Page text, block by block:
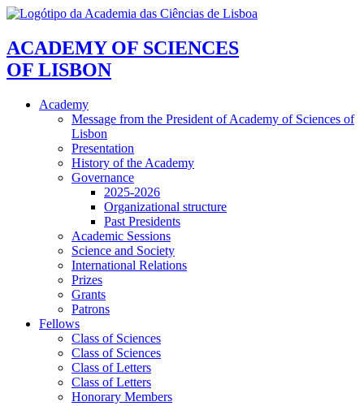
ACADEMY OF SCIENCES
OF LISBON
Academy
Message from the President of Academy of Sciences of
Lisbon
Presentation
History of the Academy
Governance
2025-2026
Organizational structure
Past Presidents
Academic Sessions
Science and Society
International Relations
Prizes
Grants
Patrons
Fellows
Class of Sciences
Class of Sciences
Class of Letters
Class of Letters
Honorary Members